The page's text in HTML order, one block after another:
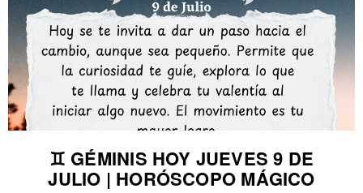
♊ GÉMINIS HOY JUEVES 9 DE
JULIO | HORÓSCOPO MÁGICO